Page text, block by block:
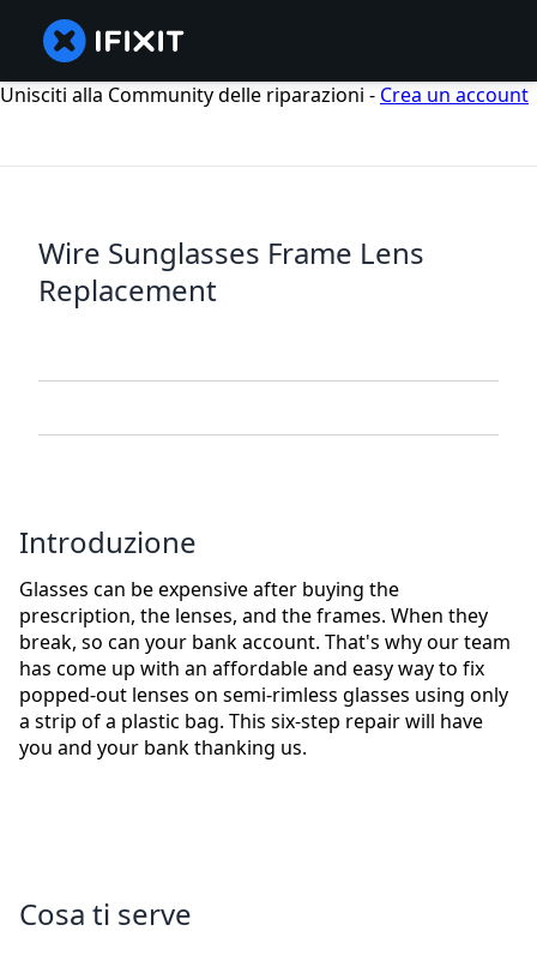
Unisciti alla Community delle riparazioni - Crea un account
Wire Sunglasses Frame Lens
Replacement
Introduzione
Glasses can be expensive after buying the
prescription, the lenses, and the frames. When they
break, so can your bank account. That's why our team
has come up with an affordable and easy way to fix
popped-out lenses on semi-rimless glasses using only
a strip of a plastic bag. This six-step repair will have
you and your bank thanking us.
Cosa ti serve